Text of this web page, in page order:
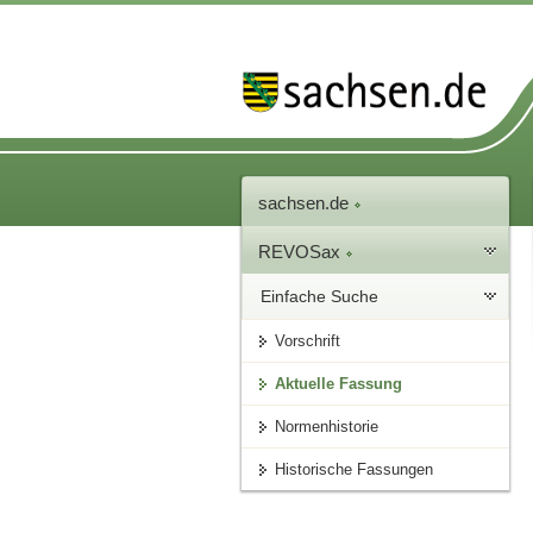
sachsen.de
REVOSax
Einfache Suche
Vorschrift
Aktuelle Fassung
Normenhistorie
Historische Fassungen